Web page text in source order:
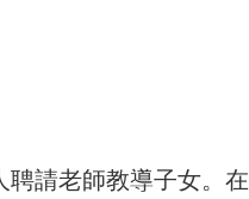
請老師教導子女。在